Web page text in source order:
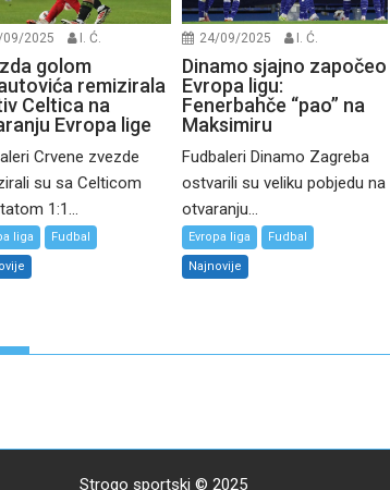
09/2025 I. Ć.
golom
remizirala
Celtica na
Evropa lige
Crvene zvezde
su sa Celticom
1:1...
liga Fudbal
24/09/2025 I. Ć.
Dinamo sjajno započeo
Evropa ligu:
Fenerbahče “pao” na
Maksimiru
Fudbaleri Dinamo Zagreba
ostvarili su veliku pobjedu na
otvaranju...
Evropa liga Fudbal
Najnovije
Strogo sportski © 2025